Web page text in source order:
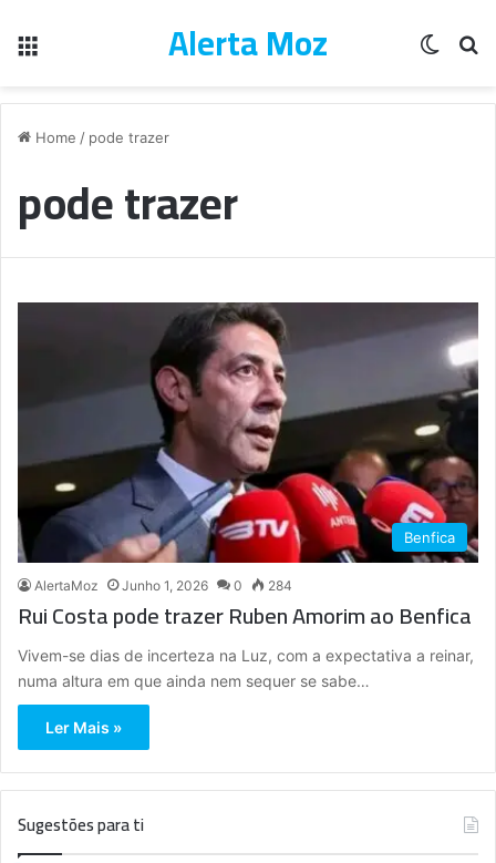
Alerta Moz
Home / pode trazer
pode trazer
Benfica
AlertaMoz Junho 1, 2026 0 284
Rui Costa pode trazer Ruben Amorim ao Benfica
Vivem-se dias de incerteza na Luz, com a expectativa a reinar,
numa altura em que ainda nem sequer se sabe…
Ler Mais »
Sugestões para ti